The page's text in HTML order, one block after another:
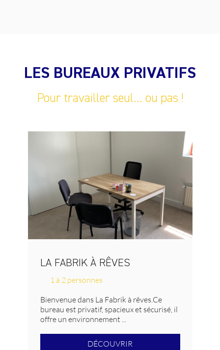
LES BUREAUX PRIVATIFS
Pour travailler seul... ou pas !
LA FABRIK À RÊVES
1 à 2 personnes
Bienvenue dans La Fabrik à rêves.Ce
bureau est privatif, spacieux et sécurisé, il
offre un environnement ...
DÉCOUVRIR